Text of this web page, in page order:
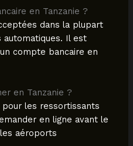
en Tanzanie ?
dans la plupart
Il est
compte bancaire en
en Tanzanie ?
pour les ressortissants
en ligne avant le
aéroports